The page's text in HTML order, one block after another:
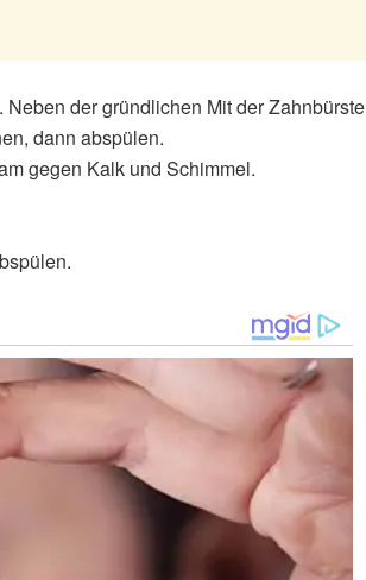
der gründlichen Mit der Zahnbürste
dann abspülen.
gegen Kalk und Schimmel.